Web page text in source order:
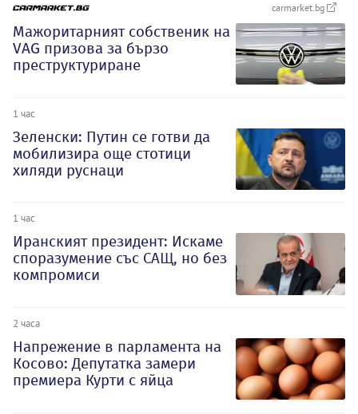
carmarket.bg
Мажоритарният собственик на
VAG призова за бързо
преструктуриране
1 час
Зеленски: Путин се готви да
мобилизира още стотици
хиляди руснаци
1 час
Иранският президент: Искаме
споразумение със САЩ, но без
компромиси
2 часа
Напрежение в парламента на
Косово: Депутатка замери
премиера Курти с яйца